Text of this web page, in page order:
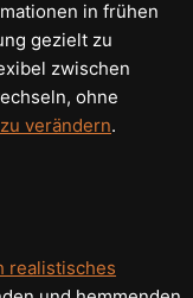
in frühen
gezielt zu
zwischen
ohne
verändern.
realistisches